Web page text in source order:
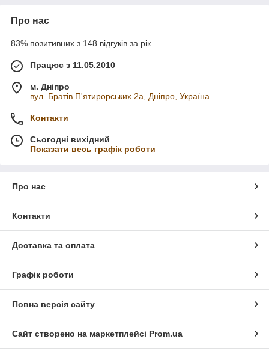
Про нас
83% позитивних з 148 відгуків за рік
Працює з 11.05.2010
м. Дніпро
вул. Братів П'ятирорських 2а, Дніпро, Україна
Контакти
Сьогодні вихідний
Показати весь графік роботи
Про нас
Контакти
Доставка та оплата
Графік роботи
Повна версія сайту
Сайт створено на маркетплейсі Prom.ua